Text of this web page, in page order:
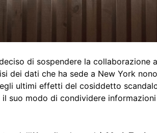
di sospendere la collaborazione
dei dati che ha sede a New York
ultimi effetti del cosiddetto
il suo modo di condividere